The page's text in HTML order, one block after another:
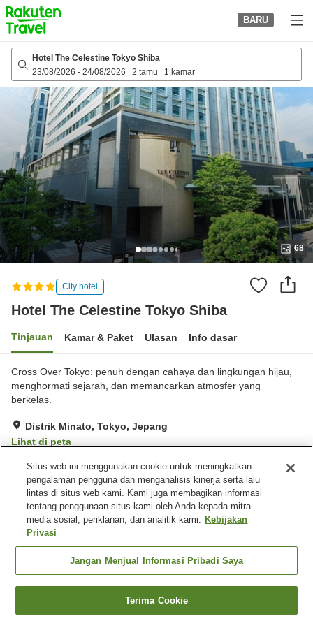
to
top
page
BARU
Hotel The Celestine Tokyo Shiba
23/08/2026 - 24/08/2026 2 tamu 1 kamar
68
City hotel
Hotel The Celestine Tokyo Shiba
Tinjauan Kamar & Paket Ulasan Info dasar
Cross Over Tokyo: penuh dengan cahaya dan lingkungan hijau,
menghormati sejarah, dan memancarkan atmosfer yang
berkelas.
Distrik Minato, Tokyo, Jepang
Lihat di peta
Hebat Ulasan:27
Fasilitas properti
Tempat parkir
Spa / Salon kecantikan
Gym / Klub kebugaran
Beranda Jepang Tokyo
Distrik Minato
Hotel The Celestine Tokyo Shiba
Cari kamar
Situs web ini menggunakan cookie untuk meningkatkan
pengalaman pengguna dan menganalisis kinerja serta lalu
lintas di situs web kami. Kami juga membagikan informasi
tentang penggunaan situs kami oleh Anda kepada mitra
media sosial, periklanan, dan analitik kami. Kebijakan
Privasi
Jangan Menjual Informasi Pribadi Saya
Terima Cookie